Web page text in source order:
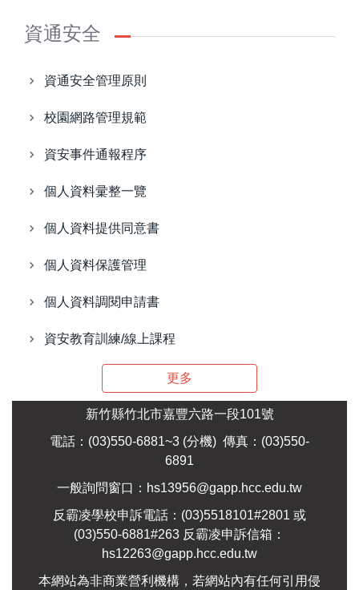
資通安全
資通安全管理原則
校園網路管理規範
資安事件通報程序
個人資料彚整一覽
個人資料提供同意書
個人資料保護管理
個人資料調閱申請書
資安教育訓練/線上課程
更多
新竹縣竹北市嘉豐六路一段101號
電話：(03)550-6881~3 (分機) 傳真：(03)550-
6891
一般詢問窗口：hs13956@gapp.hcc.edu.tw
反霸凌學校申訴電話：(03)5518101#2801 或
(03)550-6881#263 反霸凌申訴信箱：
hs12263@gapp.hcc.edu.tw
本網站為非商業營利機構，若網站內有任何引用侵